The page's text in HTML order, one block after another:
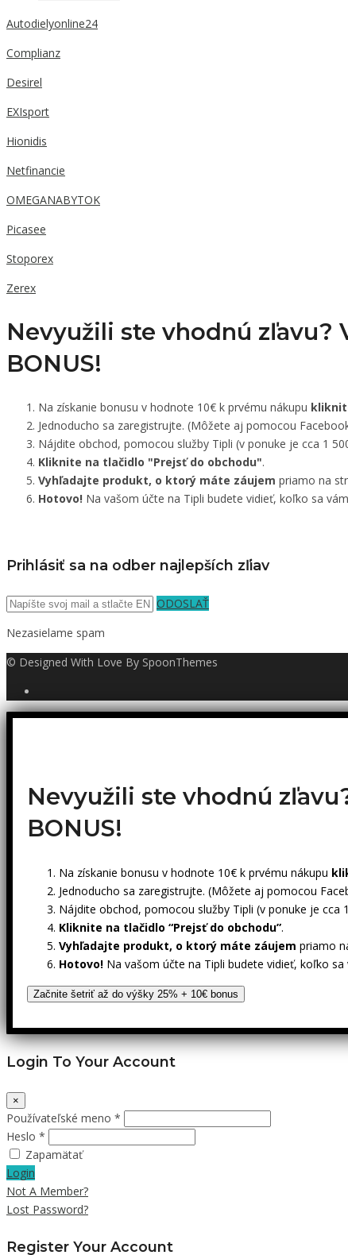
Autodielyonline24
Complianz
Desirel
EXIsport
Hionidis
Netfinancie
OMEGANABYTOK
Picasee
Stoporex
Zerex
Nevyužili ste vhodnú zľavu?
BONUS!
Na získanie bonusu v hodnote 10€ k prvému nákupu
Jednoducho sa zaregistrujte. (Môžete aj pomocou
Nájdite obchod, pomocou služby Tipli (v ponuke je cca 1
Kliknite na tlačidlo "Prejsť do obchodu".
Vyhľadajte produkt, o ktorý máte záujem priamo na
Hotovo! Na vašom účte na Tipli budete vidieť, koľko sa
Prihlásiť sa na odber najlepších zľiav
ODOSLAŤ
Nezasielame spam
© Designed With Love By SpoonThemes
Nevyužili ste vhodnú
BONUS!
Na získanie bonusu v hodnote 10€ k prvému nákupu
Jednoducho sa zaregistrujte. (Môžete aj pomocou
Nájdite obchod, pomocou služby Tipli (v ponuke je cca
Kliknite na tlačidlo “Prejsť do obchodu”.
Vyhľadajte produkt, o ktorý máte záujem priamo
Hotovo! Na vašom účte na Tipli budete vidieť, koľko
Začnite šetriť až do výšky 25% + 10€ bonus
Login To Your Account
×
Používateľské meno *
Heslo *
Zapamätať
Login
Not A Member?
Lost Password?
Register Your Account